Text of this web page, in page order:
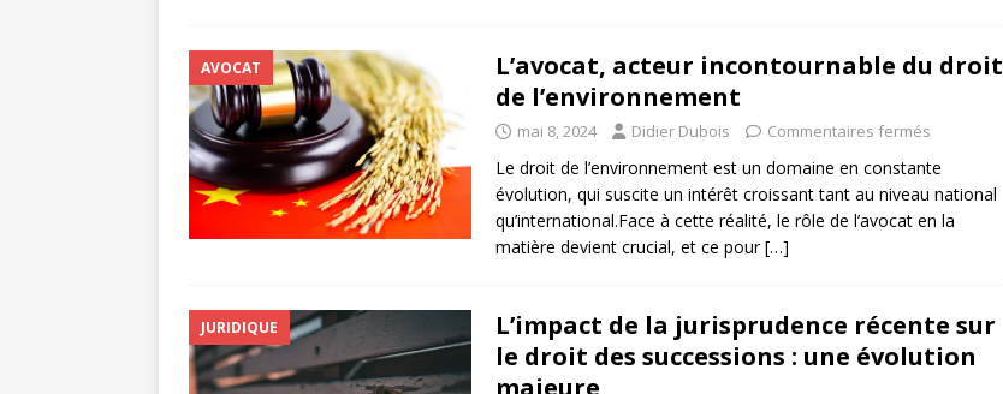
AVOCAT
L’avocat, acteur incontournable du droit
de l’environnement
mai 8, 2024 Didier Dubois Commentaires fermés
Le droit de l’environnement est un domaine en constante
évolution, qui suscite un intérêt croissant tant au niveau national
qu’international.Face à cette réalité, le rôle de l’avocat en la
matière devient crucial, et ce pour[…]
JURIDIQUE
L’impact de la jurisprudence récente sur
le droit des successions : une évolution
majeure